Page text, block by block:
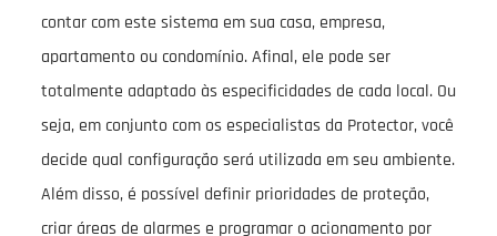
contar com este sistema em sua casa, empresa,
apartamento ou condomínio. Afinal, ele pode ser
totalmente adaptado às especificidades de cada local. Ou
seja, em conjunto com os especialistas da Protector, você
decide qual configuração será utilizada em seu ambiente.
Além disso, é possível definir prioridades de proteção,
criar áreas de alarmes e programar o acionamento por